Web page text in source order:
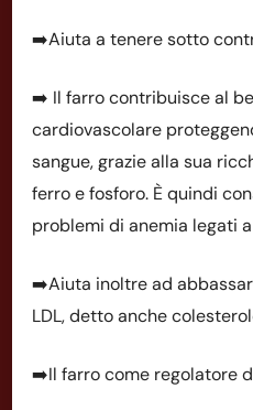
➡️Aiuta a tenere sotto
➡️ Il farro contribuisce al
cardiovascolare
sangue, grazie alla sua
ferro e fosforo. È quindi
problemi di anemia legati
➡️Aiuta inoltre ad
LDL, detto anche
➡️Il farro come regolatore